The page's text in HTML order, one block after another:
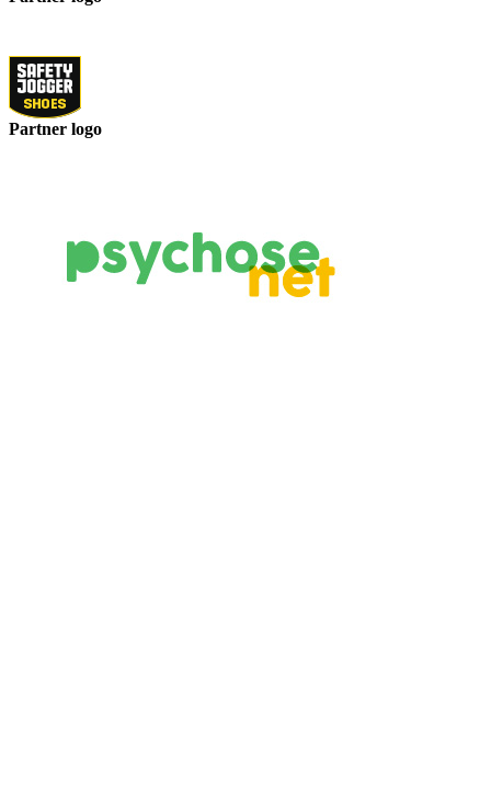
Partner logo